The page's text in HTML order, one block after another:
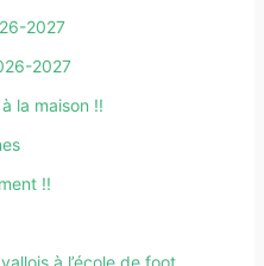
2027
2027
la maison !!
!!